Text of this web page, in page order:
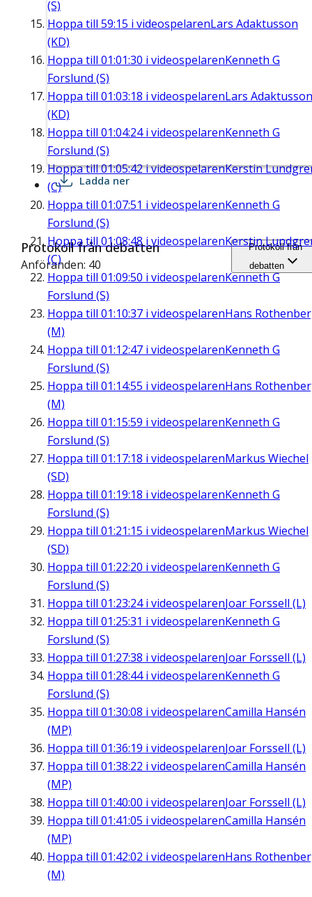
(S)
Hoppa till 59:15 i videospelarenLars Adaktusson
(KD)
Hoppa till 01:01:30 i videospelarenKenneth G
Forslund (S)
Hoppa till 01:03:18 i videospelarenLars Adaktusson
(KD)
Hoppa till 01:04:24i videospelarenKenneth G
Forslund (S)
Hoppa till01:05:42i videospelarenKerstin
(C)
Hoppa till 01:07:51 i videospelarenKenneth G
Forslund (S)
Hoppa till 01:08:48 i videospelarenKerstin
(C)
Hoppa till 01:09:50 i videospelarenKenneth G
Forslund (S)
Hoppa till 01:10:37 i videospelarenHans
(M)
Hoppa till 01:12:47 i videospelarenKenneth G
Forslund (S)
Hoppa till 01:14:55 i videospelarenHans
(M)
Hoppa till 01:15:59 i videospelarenKenneth G
Forslund (S)
Hoppa till 01:17:18 i videospelarenMarkus Wiechel
(SD)
Hoppa till 01:19:18 i videospelarenKenneth G
Forslund (S)
Hoppa till 01:21:15 i videospelarenMarkus Wiechel
(SD)
Hoppa till 01:22:20 i videospelarenKenneth G
Forslund (S)
Hoppa till 01:23:24i videospelarenJoar Forssell (L)
Hoppa till 01:25:31 i videospelarenKenneth G
Forslund (S)
Hoppa till 01:27:38 i videospelarenJoar Forssell (L)
Hoppa till 01:28:44i videospelarenKenneth G
Forslund (S)
Hoppa till 01:30:08 i videospelarenCamilla Hansén
(MP)
Hoppa till 01:36:19 i videospelarenJoar Forssell (L)
Hoppa till 01:38:22 i videospelarenCamilla Hansén
(MP)
Hoppa till 01:40:00 i videospelarenJoar Forssell (L)
Hoppa till 01:41:05 i videospelarenCamilla Hansén
(MP)
Hoppa till 01:42:02 i videospelarenHans
(M)
Ladda ner
Protokoll från debatten
Anföranden: 40
Protokoll från
debatten